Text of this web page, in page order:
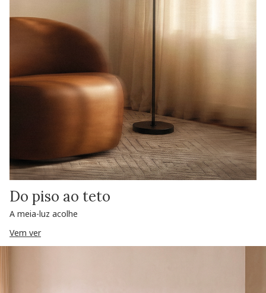
Do piso ao teto
A meia-luz acolhe
Vem ver